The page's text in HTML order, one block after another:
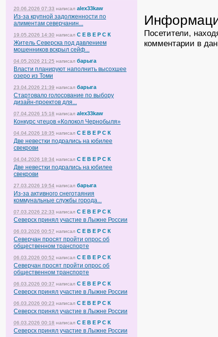
20.06.2026 07:33 написал alex33kaw
Из-за крупной задолженности по
алиментам северчанин...
19.05.2026 14:30 написал С Е В Е Р С К
Житель Северска под давлением
мошенников вскрыл сейф...
04.05.2026 21:25 написал барыга
Власти планируют наполнить высохшее
озеро из Томи
23.04.2026 21:39 написал барыга
Стартовало голосование по выбору
дизайн-проектов для...
07.04.2026 15:18 написал alex33kaw
Конкурс чтецов «Колокол Чернобыля»
04.04.2026 18:35 написал С Е В Е Р С К
Две невестки подрались на юбилее
свекрови
04.04.2026 18:34 написал С Е В Е Р С К
Две невестки подрались на юбилее
свекрови
27.03.2026 19:54 написал барыга
Из-за активного снеготаяния
коммунальные службы города...
07.03.2026 22:33 написал С Е В Е Р С К
Северск принял участие в Лыжне России
06.03.2026 00:57 написал С Е В Е Р С К
Северчан просят пройти опрос об
общественном транспорте
06.03.2026 00:52 написал С Е В Е Р С К
Северчан просят пройти опрос об
общественном транспорте
06.03.2026 00:37 написал С Е В Е Р С К
Северск принял участие в Лыжне России
06.03.2026 00:23 написал С Е В Е Р С К
Северск принял участие в Лыжне России
06.03.2026 00:18 написал С Е В Е Р С К
Северск принял участие в Лыжне России
Посетители,
комментарии в